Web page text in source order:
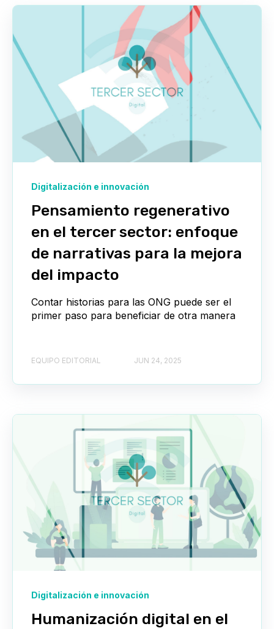
Digitalización e innovación
Pensamiento regenerativo
en el tercer sector: enfoque
de narrativas para la mejora
del impacto
Contar historias para las ONG puede ser el
primer paso para beneficiar de otra manera
EQUIPO EDITORIAL JUN 24, 2025
Digitalización e innovación
Humanización digital en el